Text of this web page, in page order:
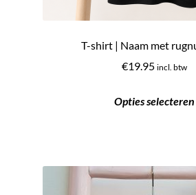
T-shirt | Naam met
€19.95 incl. btw
Opties selecteren